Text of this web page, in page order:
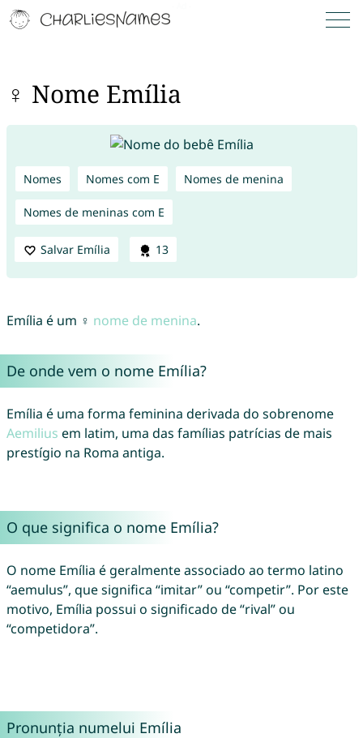
♀ Nome Emília
Nomes Nomes com E Nomes de menina
Nomes de meninas com E
Salvar Emília 13
Emília é um ♀ nome de menina.
De onde vem o nome Emília?
Emília é uma forma feminina derivada do sobrenome
Aemilius em latim, uma das famílias patrícias de mais
prestígio na Roma antiga.
O que significa o nome Emília?
O nome Emília é geralmente associado ao termo latino
“aemulus”, que significa “imitar” ou “competir”. Por este
motivo, Emília possui o significado de “rival” ou
“competidora”.
Pronunția numelui Emília